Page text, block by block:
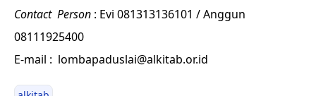
Contact Person : Evi 081313136101 / Anggun
08111925400
E-mail : lombapaduslai@alkitab.or.id